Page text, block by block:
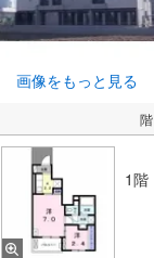
画像をもっと見る
階
1階